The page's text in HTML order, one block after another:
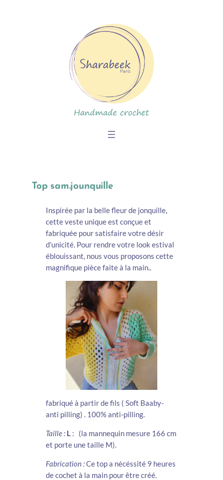
Top sam.jounquille
Inspirée par la belle fleur de jonquille,
cette veste unique est conçue et
fabriquée pour satisfaire votre désir
d’unicité. Pour rendre votre look estival
éblouissant, nous vous proposons cette
magnifique pièce faite à la main..
fabriqué à partir de fils ( Soft Baaby-
anti pilling) . 100% anti-pilling.
Taille : L : (la mannequin mesure 166 cm
et porte une taille M).
Fabrication :Ce top a nécéssité 9 heures
de cochet à la main pour être créé.